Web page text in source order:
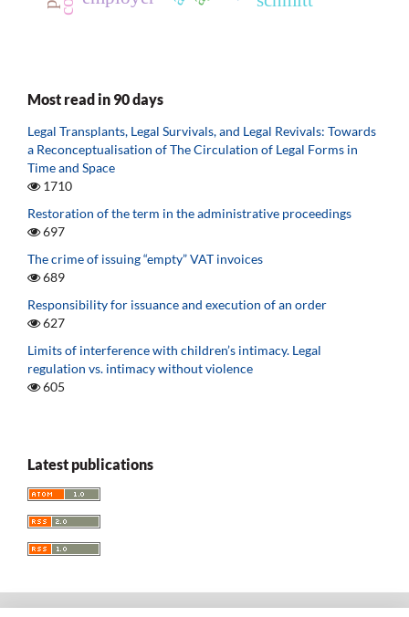
Most read in 90 days
Legal Transplants, Legal Survivals, and Legal Revivals: Towards
a Reconceptualisation of The Circulation of Legal Forms in
Time and Space
1710
Restoration of the term in the administrative proceedings
697
The crime of issuing “empty” VAT invoices
689
Responsibility for issuance and execution of an order
627
Limits of interference with children’s intimacy. Legal
regulation vs. intimacy without violence
605
Latest publications